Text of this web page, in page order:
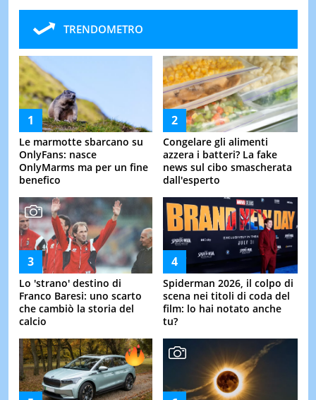
TRENDOMETRO
Le marmotte sbarcano su
OnlyFans: nasce
OnlyMarms ma per un fine
benefico
Congelare gli alimenti
azzera i batteri? La fake
news sul cibo smascherata
dall'esperto
Lo 'strano' destino di
Franco Baresi: uno scarto
che cambiò la storia del
calcio
Spiderman 2026, il colpo di
scena nei titoli di coda del
film: lo hai notato anche
tu?